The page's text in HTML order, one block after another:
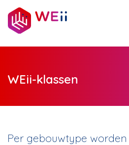
WEii-klassen
Per gebouwtype worden